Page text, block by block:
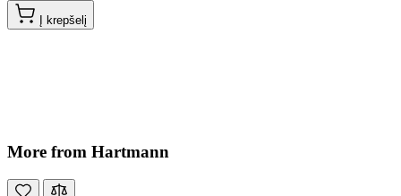
Į krepšelį
More from Hartmann